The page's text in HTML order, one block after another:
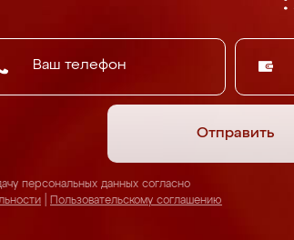
Отправить
персональных данных согласно
Пользовательскому соглашению